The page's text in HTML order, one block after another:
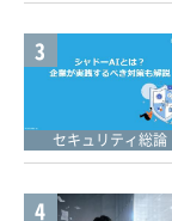
3
セキュリティ総論
4